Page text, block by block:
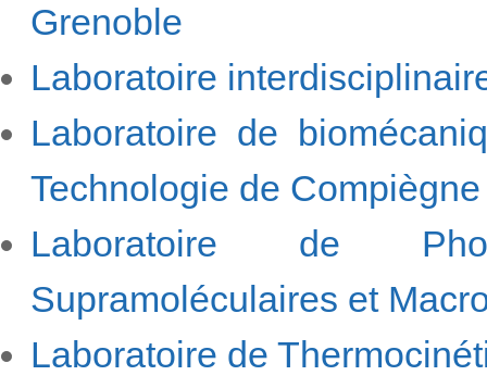
Grenoble
Laboratoire
Laboratoire de
Technologie de Compiègne
Laboratoire de
Supramoléculaires et
Laboratoire de